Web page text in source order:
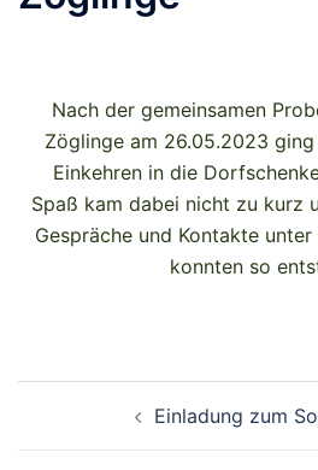
Nach der gemeinsamen
Zöglinge am 26.05.2023
Einkehren in die
Spaß kam dabei nicht zu kurz
Gespräche und Kontakte
konnten so
Einladung zum